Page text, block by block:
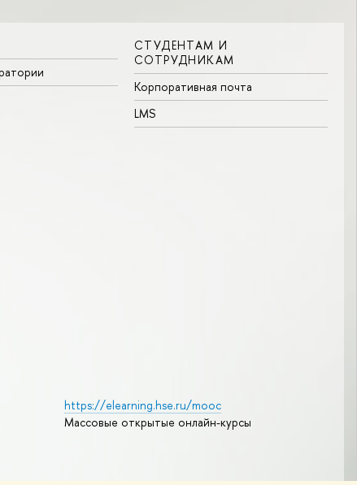
СТУДЕНТАМ И
СОТРУДНИКАМ
Корпоративная почта
LMS
https://elearning.hse.ru/mooc
Массовые открытые онлайн-курсы